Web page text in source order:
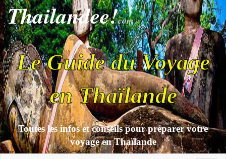
Thailandee!com
Le Guide du Voyage
en Thaïlande
Toutes les infos et conseils pour préparer votre
voyage en Thaïlande